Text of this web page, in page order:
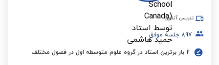
تدریس آنلاین
897 جلسه موفق
2 بار برترین استاد در گروه علوم متوسطه اول در فصول مختلف